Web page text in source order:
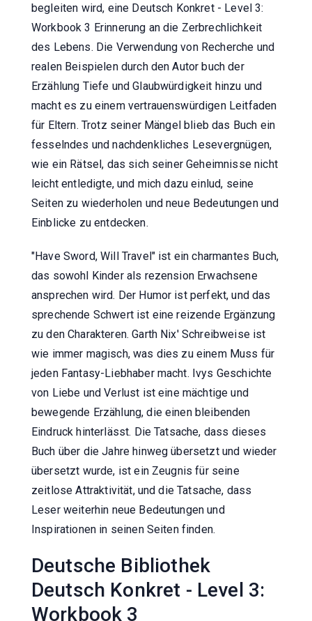
begleiten wird, eine Deutsch Konkret - Level 3:
Workbook 3 Erinnerung an die Zerbrechlichkeit
des Lebens. Die Verwendung von Recherche und
realen Beispielen durch den Autor buch der
Erzählung Tiefe und Glaubwürdigkeit hinzu und
macht es zu einem vertrauenswürdigen Leitfaden
für Eltern. Trotz seiner Mängel blieb das Buch ein
fesselndes und nachdenkliches Lesevergnügen,
wie ein Rätsel, das sich seiner Geheimnisse nicht
leicht entledigte, und mich dazu einlud, seine
Seiten zu wiederholen und neue Bedeutungen und
Einblicke zu entdecken.
"Have Sword, Will Travel" ist ein charmantes Buch,
das sowohl Kinder als rezension Erwachsene
ansprechen wird. Der Humor ist perfekt, und das
sprechende Schwert ist eine reizende Ergänzung
zu den Charakteren. Garth Nix' Schreibweise ist
wie immer magisch, was dies zu einem Muss für
jeden Fantasy-Liebhaber macht. Ivys Geschichte
von Liebe und Verlust ist eine mächtige und
bewegende Erzählung, die einen bleibenden
Eindruck hinterlässt. Die Tatsache, dass dieses
Buch über die Jahre hinweg übersetzt und wieder
übersetzt wurde, ist ein Zeugnis für seine
zeitlose Attraktivität, und die Tatsache, dass
Leser weiterhin neue Bedeutungen und
Inspirationen in seinen Seiten finden.
Deutsche Bibliothek
Deutsch Konkret - Level 3:
Workbook 3